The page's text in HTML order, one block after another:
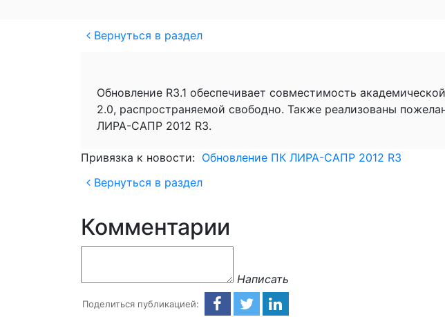
Вернуться в раздел
Обновление R3.1 обеспечивает совместимость
2.0, распространяемой свободно. Также реализованы
ЛИРА-САПР 2012 R3.
Привязка к новости: Обновление ПК ЛИРА-САПР 2012 R3
Вернуться в раздел
Комментарии
Написать
Поделиться публикацией: